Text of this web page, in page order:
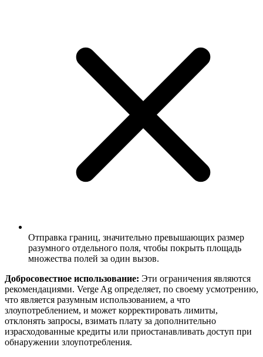
Отправка границ, значительно превышающих размер
разумного отдельного поля, чтобы покрыть площадь
множества полей за один вызов.
Добросовестное использование: Эти ограничения являются
рекомендациями. Verge Ag определяет, по своему усмотрению,
что является разумным использованием, а что
злоупотреблением, и может корректировать лимиты,
отклонять запросы, взимать плату за дополнительно
израсходованные кредиты или приостанавливать доступ при
обнаружении злоупотребления.